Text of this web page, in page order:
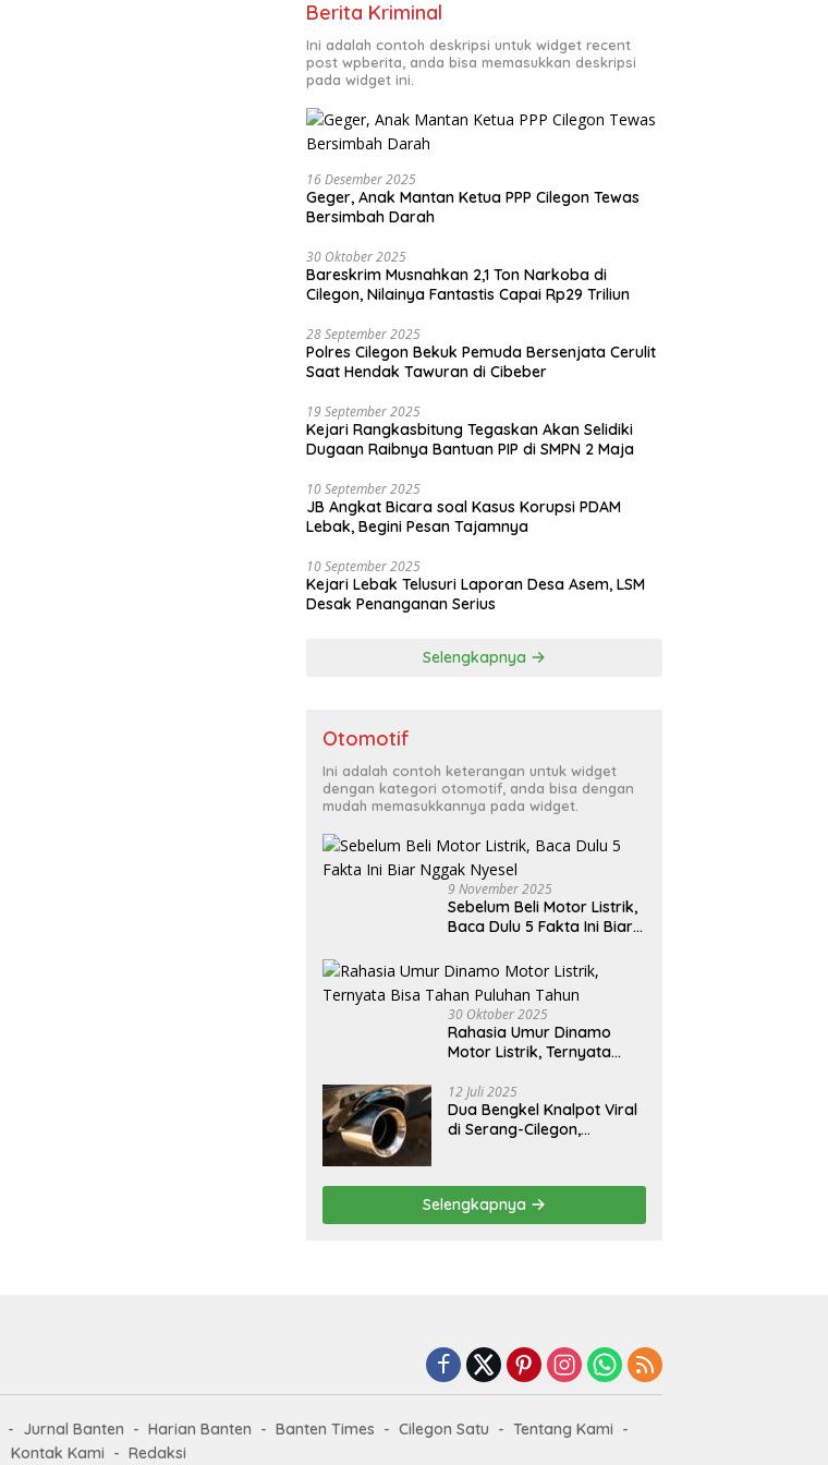
Berita Kriminal
Ini adalah contoh deskripsi untuk widget recent
post wpberita, anda bisa memasukkan deskripsi
pada widget ini.
16 Desember 2025
Geger, Anak Mantan Ketua PPP Cilegon Tewas
Bersimbah Darah
30 Oktober 2025
Bareskrim Musnahkan 2,1 Ton Narkoba di
Cilegon, Nilainya Fantastis Capai Rp29 Triliun
28 September 2025
Polres Cilegon Bekuk Pemuda Bersenjata Cerulit
Saat Hendak Tawuran di Cibeber
19 September 2025
Kejari Rangkasbitung Tegaskan Akan Selidiki
Dugaan Raibnya Bantuan PIP di SMPN 2 Maja
10 September 2025
JB Angkat Bicara soal Kasus Korupsi PDAM
Lebak, Begini Pesan Tajamnya
10 September 2025
Kejari Lebak Telusuri Laporan Desa Asem, LSM
Desak Penanganan Serius
Selengkapnya
Otomotif
Ini adalah contoh keterangan untuk widget
dengan kategori otomotif, anda bisa dengan
mudah memasukkannya pada widget.
9 November 2025
Sebelum Beli Motor Listrik,
Baca Dulu 5 Fakta Ini Biar
30 Oktober 2025
Rahasia Umur Dinamo
Motor Listrik, Ternyata
12 Juli 2025
Dua Bengkel Knalpot Viral
di Serang-Cilegon,
Selengkapnya
Jurnal Banten Harian Banten Banten Times Cilegon Satu
Tentang Kami
Kontak Kami
Redaksi